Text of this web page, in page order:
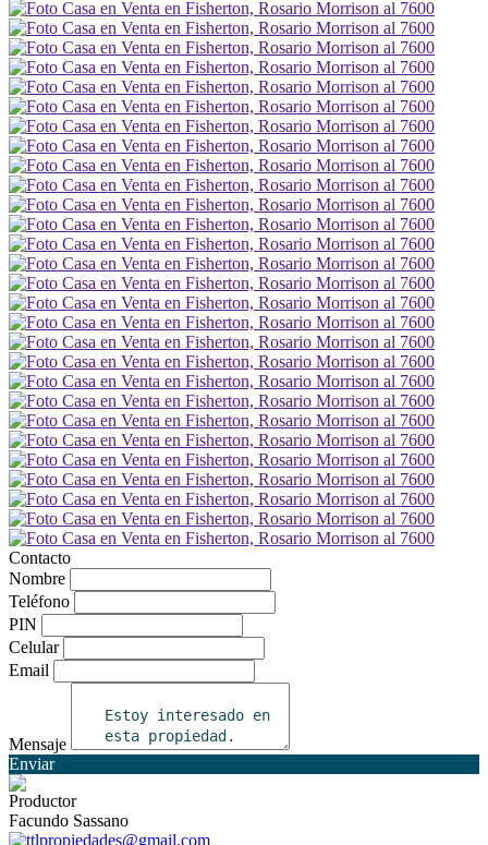
Contacto
Nombre
Teléfono
PIN
Celular
Email
Mensaje
Enviar
Productor
Facundo Sassano
ttlpropiedades@gmail.com